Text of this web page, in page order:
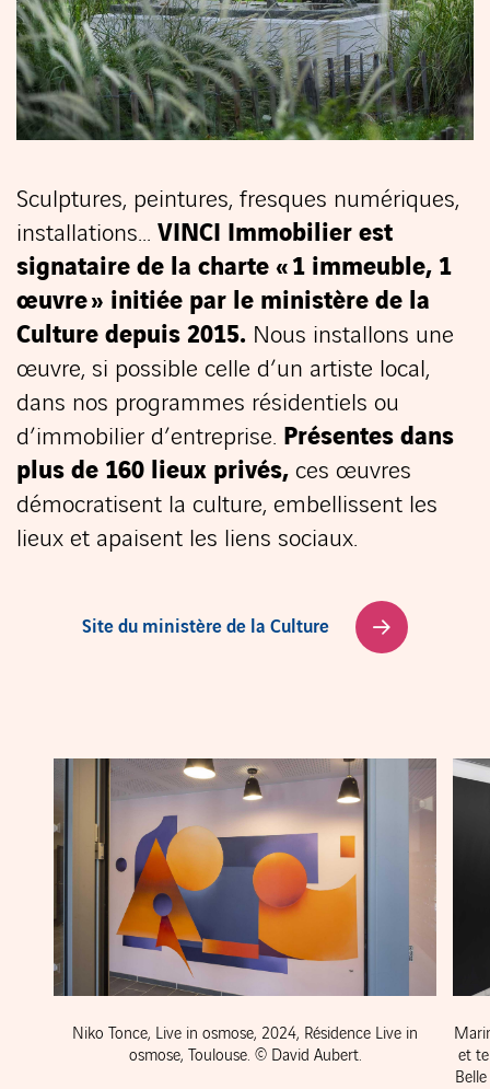
Sculptures, peintures, fresques numériques,
installations... VINCI Immobilier est
signataire de la charte « 1 immeuble, 1
œuvre » initiée par le ministère de la
Culture depuis 2015. Nous installons une
œuvre, si possible celle d’un artiste local,
dans nos programmes résidentiels ou
d’immobilier d’entreprise. Présentes dans
plus de 160 lieux privés, ces œuvres
démocratisent la culture, embellissent les
lieux et apaisent les liens sociaux.
Site du ministère de la Culture
Niko Tonce, Live in osmose, 2024, Résidence Live in
osmose, Toulouse. © David Aubert.
et